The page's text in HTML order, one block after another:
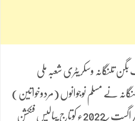
بگن تلنگانہ وسکریٹری شعبہ ملی
نے مسلم نوجوانوں (مردوخواتین)
سے اپیل کی کہ وہ13اور14/اگست2022؁ء کوتاج پیالیس فنکشن